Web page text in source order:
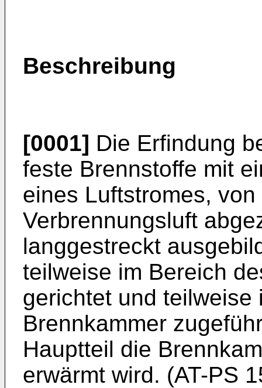
Beschreibung
[0001] Die Erfindung
feste Brennstoffe mit
eines Luftstromes,
Verbrennungsluft
langgestreckt
teilweise im Bereich
gerichtet und teilweise
Brennkammer
Hauptteil die
erwärmt wird. (AT-PS